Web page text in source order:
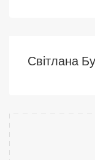
Світлана